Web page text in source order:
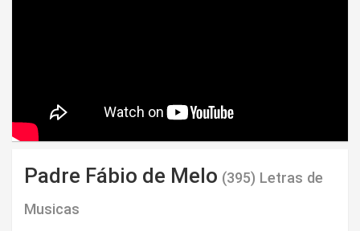
Padre Fábio de Melo (395) Letras de
Musicas